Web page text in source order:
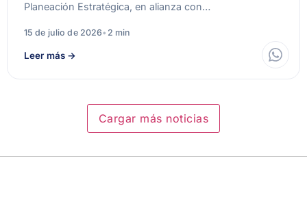
Planeación Estratégica, en alianza con…
15 de julio de 2026• 2 min
Leer más →
Cargar más noticias